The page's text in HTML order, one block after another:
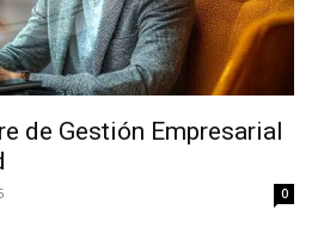
de Gestión Empresarial
0